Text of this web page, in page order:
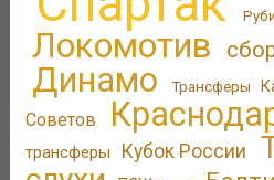
Локомотив
Динамо Трансферы
Советов
трансферы
Кубок России